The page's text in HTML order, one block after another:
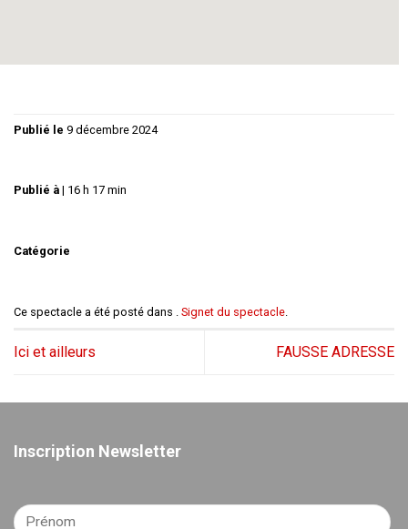
Publié le 9 décembre 2024
Publié à | 16 h 17 min
Catégorie
Ce spectacle a été posté dans . Signet du spectacle
Ici et ailleurs FAUSSE ADRESSE
Inscription Newsletter